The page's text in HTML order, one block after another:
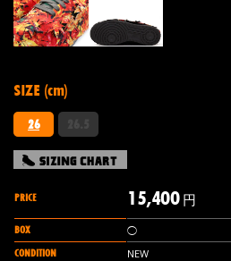
SIZE (cm)
26
PRICE 15,400円
BOX ◯
CONDITION NEW